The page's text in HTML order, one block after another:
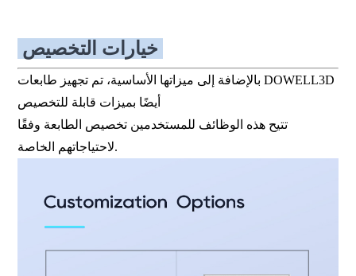
بالإضافة إلى ميزاتها الأساسية، تم تجهيز طابعات DOWELL3D
تتيح هذه الوظائف للمستخدمين تخصيص الطابعة وفقًا
لاحتياجاتهم الخاصة.